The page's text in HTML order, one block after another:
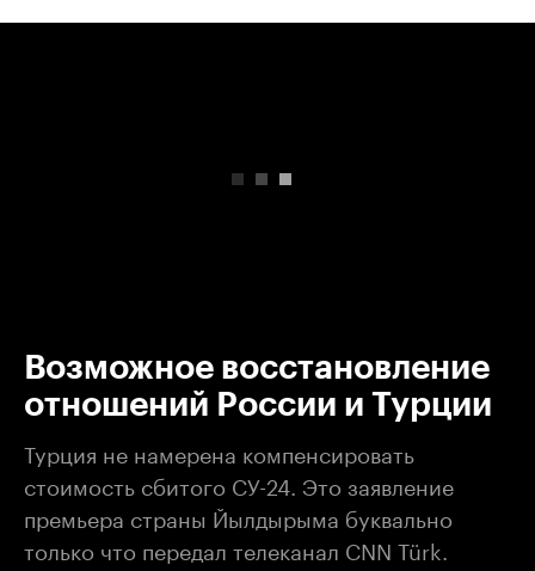
Возможное восстановление
отношений России и Турции
Турция не намерена компенсировать
стоимость сбитого СУ-24. Это заявление
премьера страны Йылдырыма буквально
только что передал телеканал CNN Türk.